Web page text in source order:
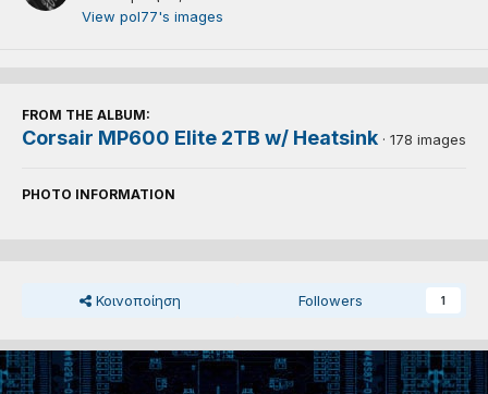
View pol77's images
FROM THE ALBUM:
Corsair MP600 Elite 2TB w/ Heatsink · 178 images
PHOTO INFORMATION
Κοινοποίηση Followers 1